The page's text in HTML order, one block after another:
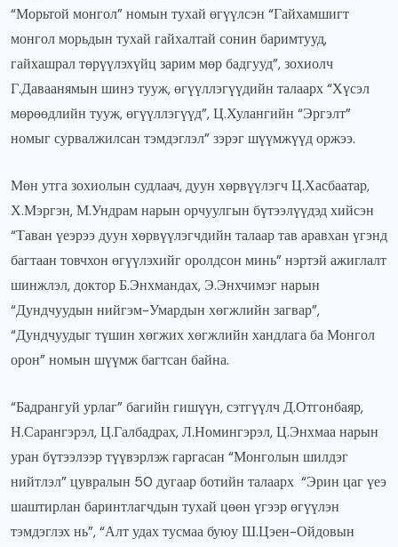
“Морьтой монгол” номын тухай өгүүлсэн “Гайхамшигт
монгол морьдын тухай гайхалтай сонин баримтууд,
гайхашрал төрүүлэхүйц зарим мөр бадгууд”, зохиолч
Г.Даваанямын шинэ тууж, өгүүллэгүүдийн талаарх “Хүсэл
мөрөөдлийн тууж, өгүүллэгүүд”, Ц.Хулангийн “Эргэлт”
номыг сурвалжилсан тэмдэглэл” зэрэг шүүмжүүд оржээ.
Мөн утга зохиолын судлаач, дуун хөрвүүлэгч Ц.Хасбаатар,
Х.Мэргэн, М.Ундрам нарын орчуулгын бүтээлүүдэд хийсэн
“Таван үеэрээ дуун хөрвүүлэгчдийн талаар тав аравхан үгэнд
багтаан товчхон өгүүлэхийг оролдсон минь” нэртэй ажиглалт
шинжлэл, доктор Б.Энхмандах, Э.Энхчимэг нарын
“Дундчуудын нийгэм-Умардын хөгжлийн загвар”,
“Дундчуудыг түшин хөгжих хөгжлийн хандлага ба Монгол
орон” номын шүүмж багтсан байна.
“Бадрангуй урлаг” багийн гишүүн, сэтгүүлч Д.Отгонбаяр,
Н.Сарангэрэл, Ц.Галбадрах, Л.Номингэрэл, Ц.Энхмаа нарын
уран бүтээлээр түүвэрлэж гаргасан “Монголын шилдэг
нийтлэл” цувралын 50 дугаар ботийн талаарх “Эрин цаг үеэ
шаштирлан баринтлагчдын тухай цөөн үгээр өгүүлэн
тэмдэглэх нь”, “Алт удах тусмаа буюу Ш.Цэен-Ойдовын